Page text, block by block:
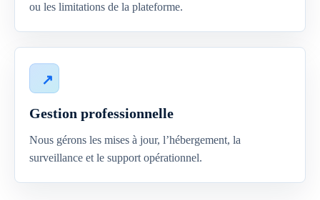
ou les limitations de la plateforme.
Gestion professionnelle
Nous gérons les mises à jour, l’hébergement, la
surveillance et le support opérationnel.